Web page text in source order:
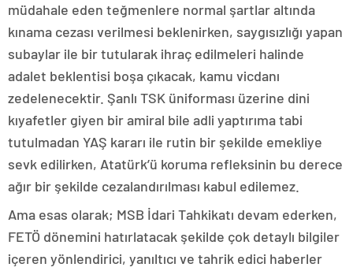
müdahale eden teğmenlere normal şartlar altında
kınama cezası verilmesi beklenirken, saygısızlığı yapan
subaylar ile bir tutularak ihraç edilmeleri halinde
adalet beklentisi boşa çıkacak, kamu vicdanı
zedelenecektir. Şanlı TSK üniforması üzerine dini
kıyafetler giyen bir amiral bile adli yaptırıma tabi
tutulmadan YAŞ kararı ile rutin bir şekilde emekliye
sevk edilirken, Atatürk’ü koruma refleksinin bu derece
ağır bir şekilde cezalandırılması kabul edilemez.
Ama esas olarak; MSB İdari Tahkikatı devam ederken,
FETÖ dönemini hatırlatacak şekilde çok detaylı bilgiler
içeren yönlendirici, yanıltıcı ve tahrik edici haberler